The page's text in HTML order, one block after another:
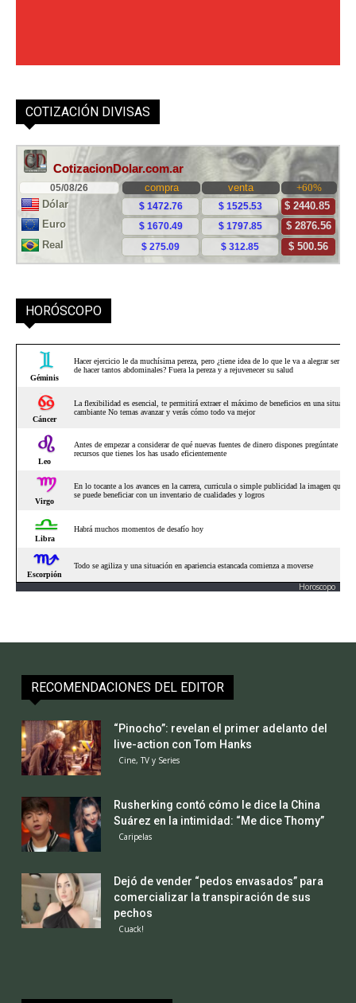
COTIZACIÓN DIVISAS
HORÓSCOPO
Horoscopo
RECOMENDACIONES DEL EDITOR
“Pinocho”: revelan el primer adelanto del
live-action con Tom Hanks
Cine, TV y Series
Rusherking contó cómo le dice la China
Suárez en la intimidad: “Me dice Thomy”
Caripelas
Dejó de vender “pedos envasados” para
comercializar la transpiración de sus
pechos
Cuack!